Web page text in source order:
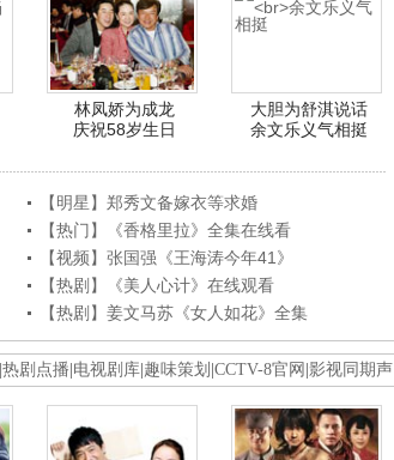
林凤娇为成龙
庆祝58岁生日
大胆为舒淇说话
余文乐义气相挺
【明星】郑秀文备嫁衣等求婚
【热门】《香格里拉》全集在线看
【视频】张国强《王海涛今年41》
【热剧】《美人心计》在线观看
【热剧】姜文马苏《女人如花》全集
热剧点播 电视剧库 趣味策划 CCTV-8官网 影视同期声